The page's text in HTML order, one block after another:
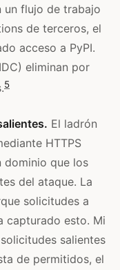
un flujo de trabajo
de terceros, el
acceso a PyPI.
eliminan por
5
El ladrón
HTTPS
dominio que los
del ataque. La
solicitudes a
capturado esto. Mi
salientes
de permitidos, el